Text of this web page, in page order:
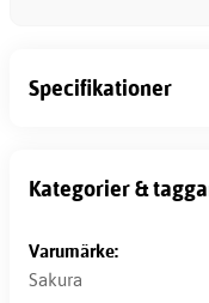
Specifikationer
Kategorier &
Varumärke:
Sakura